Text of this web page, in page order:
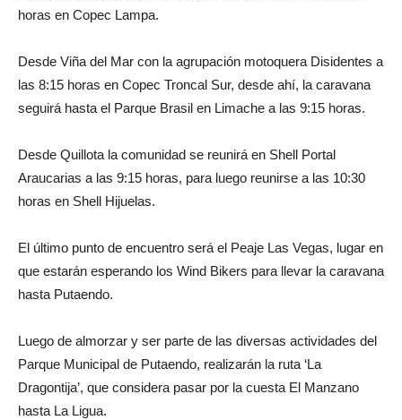
horas en Copec Lampa.
Desde Viña del Mar con la agrupación motoquera Disidentes a
las 8:15 horas en Copec Troncal Sur, desde ahí, la caravana
seguirá hasta el Parque Brasil en Limache a las 9:15 horas.
Desde Quillota la comunidad se reunirá en Shell Portal
Araucarias a las 9:15 horas, para luego reunirse a las 10:30
horas en Shell Hijuelas.
El último punto de encuentro será el Peaje Las Vegas, lugar en
que estarán esperando los Wind Bikers para llevar la caravana
hasta Putaendo.
Luego de almorzar y ser parte de las diversas actividades del
Parque Municipal de Putaendo, realizarán la ruta ‘La
Dragontija’, que considera pasar por la cuesta El Manzano
hasta La Ligua.